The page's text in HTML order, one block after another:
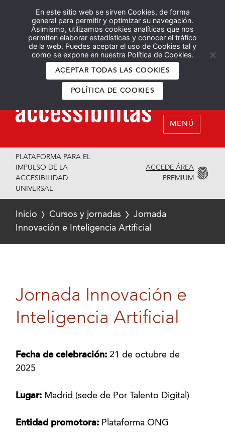
En este sitio web se sirven Cookies, de forma
general para permitir y optimizar su navegación.
Asimismo, utilizamos cookies analíticas que nos
permiten elaborar estadísticas y conocer el tráfico
de la web. Puedes aceptar el uso de Cookies tal y
como se expone en nuestra Política de Cookies.
ACEPTAR TODAS LAS COOKIES
POLÍTICA DE COOKIES
Español English
MENÚ
PLATAFORMA PARA EL
IMPULSO DE LA
ACCESIBILIDAD
UNIVERSAL
ACCEDE ÁREA
PREMIUM
Inicio Cursos y jornadas
Jornada
Innovación e Inteligencia Artificial
Jornada Innovación e
Inteligencia Artificial
Fecha de celebración: 21 de octubre de
2025
Lugar: Madrid (sede de Por Talento Digital)
Entidad promotora: Plataforma ONG